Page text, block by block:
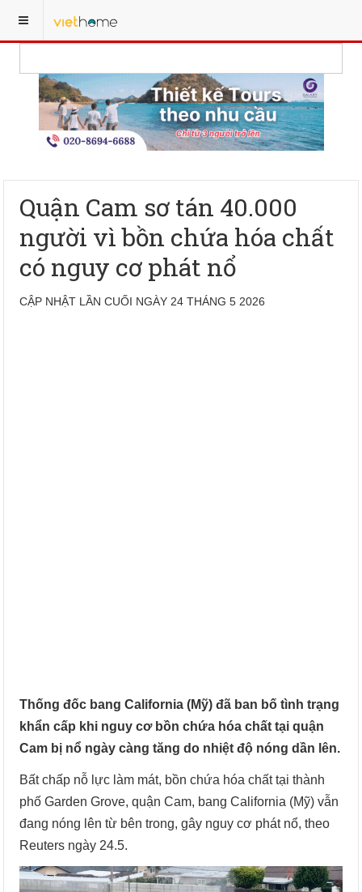
Quận Cam sơ tán 40.000
người vì bồn chứa hóa chất
có nguy cơ phát nổ
CẬP NHẬT LẦN CUỐI NGÀY 24 THÁNG 5 2026
Thống đốc bang California (Mỹ) đã ban bố tình trạng
khẩn cấp khi nguy cơ bồn chứa hóa chất tại quận
Cam bị nổ ngày càng tăng do nhiệt độ nóng dần lên.
Bất chấp nỗ lực làm mát, bồn chứa hóa chất tại thành
phố Garden Grove, quận Cam, bang California (Mỹ) vẫn
đang nóng lên từ bên trong, gây nguy cơ phát nổ, theo
Reuters ngày 24.5.